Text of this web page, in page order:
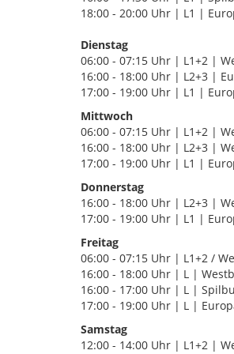
18:00 - 20:00 Uhr | L1 |
Dienstag
06:00 - 07:15 Uhr | L1+2 |
16:00 - 18:00 Uhr | L2+3 |
17:00 - 19:00 Uhr | L1 |
Mittwoch
06:00 - 07:15 Uhr | L1+2 |
16:00 - 18:00 Uhr | L2+3 |
17:00 - 19:00 Uhr | L1 |
Donnerstag
16:00 - 18:00 Uhr | L2+3 |
17:00 - 19:00 Uhr | L1 |
Freitag
06:00 - 07:15 Uhr | L1+2 /
16:00 - 18:00 Uhr | L |
16:00 - 17:00 Uhr | L |
17:00 - 19:00 Uhr | L |
Samstag
12:00 - 14:00 Uhr | L1+2 |